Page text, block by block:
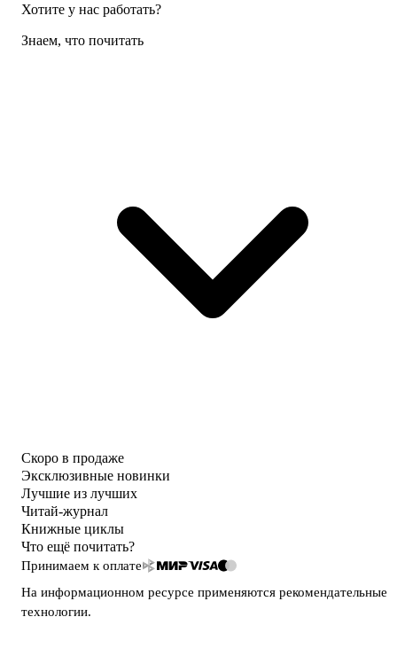
Хотите у нас работать?
Знаем, что почитать
Скоро в продаже
Эксклюзивные новинки
Лучшие из лучших
Читай-журнал
Книжные циклы
Что ещё почитать?
Принимаем к оплате
На информационном ресурсе применяются рекомендательные
технологии.